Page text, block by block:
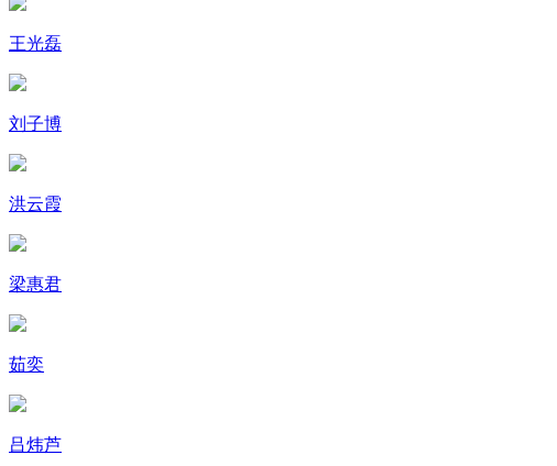
王光磊
刘子博
洪云霞
梁惠君
茹奕
吕炜芦